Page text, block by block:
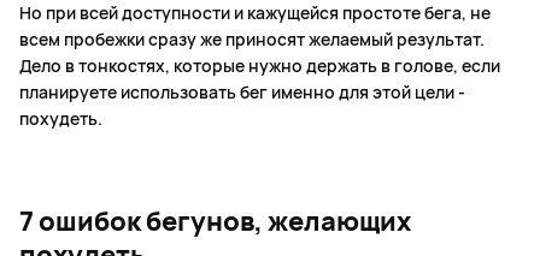
Но при всей доступности и кажущейся простоте бега, не
всем пробежки сразу же приносят желаемый результат.
Дело в тонкостях, которые нужно держать в голове, если
планируете использовать бег именно для этой цели -
похудеть.
7 ошибок бегунов, желающих